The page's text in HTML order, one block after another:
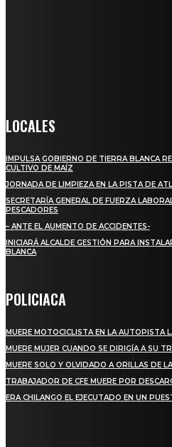
LOCALES
IMPULSA GOBIERNO DE TIERRA BLANCA
CULTIVO DE MAÍZ
JORNADA DE LIMPIEZA EN LA PISTA DE
SECRETARÍA GENERAL DE FUERZA
PESCADORES
– ANTE EL AUMENTO DE ACCIDENTES-
INICIARÁ ALCALDE GESTIÓN PARA
BLANCA
POLICIACA
MUERE MOTOCICLISTA EN LA AUTOPISTA
MUERE MUJER CUANDO SE DIRIGÍA A SU
MUERE SOLO Y OLVIDADO A ORILLAS DE
TRABAJADOR DE CFE MUERE POR
ERA CHILANGO EL EJECUTADO EN UN